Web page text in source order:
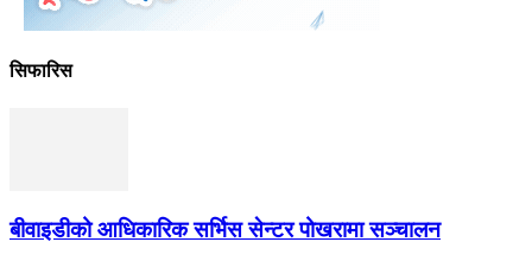
सिफारिस
बीवाइडीको आधिकारिक सर्भिस सेन्टर पोखरामा सञ्चालन